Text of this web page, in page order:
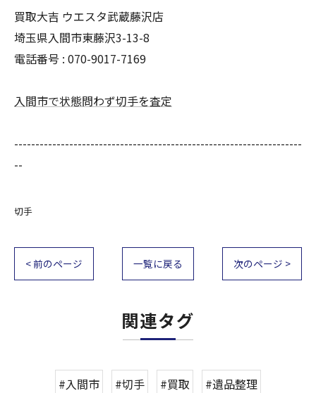
買取大吉 ウエスタ武蔵藤沢店
埼玉県入間市東藤沢3-13-8
電話番号 : 070-9017-7169
入間市で状態問わず切手を査定
--------------------------------------------------------------------
--
切手
< 前のページ 一覧に戻る 次のページ >
関連タグ
#入間市 #切手 #買取 #遺品整理